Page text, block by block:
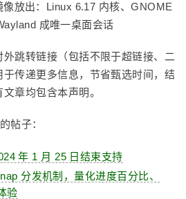
跳转链接（包括不限于超链接、二
传递更多信息，节省甄选时间，结
章均包含本声明。
帖子：
年 1 月 25 日结束支持
分发机制，量化进度百分比、
验